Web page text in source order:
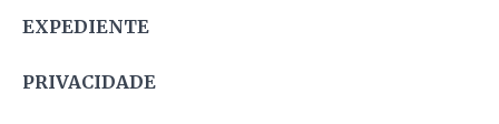
EXPEDIENTE
PRIVACIDADE